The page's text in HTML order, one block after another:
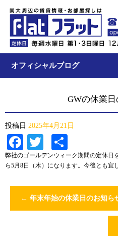
オフィシャルブログ
GWの休業
投稿日 2025年4月21日
Facebook
Twitter
有
弊社のゴールデンウィーク期間の定休日
ら5月8日（木）になります。今後とも宜
← 年末年始の休業日のお知ら